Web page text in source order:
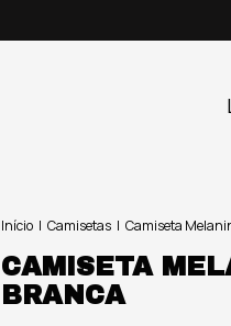
Início | Camisetas | Camiseta
CAMISETA
BRANCA